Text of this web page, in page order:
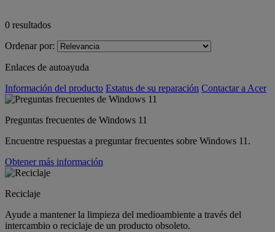
0 resultados
Ordenar por:
Enlaces de autoayuda
Información del producto Estatus de su reparación Contactar a Acer
Preguntas frecuentes de Windows 11
Encuentre respuestas a preguntar frecuentes sobre Windows 11.
Obtener más información
Reciclaje
Ayude a mantener la limpieza del medioambiente a través del
intercambio o reciclaje de un producto obsoleto.